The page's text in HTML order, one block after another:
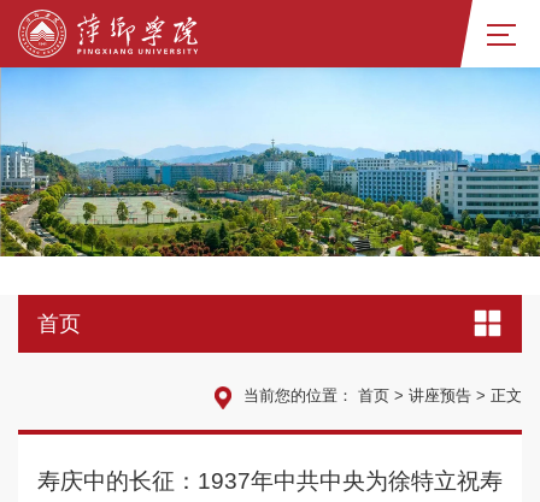
首页
当前您的位置： 首页 > 讲座预告 > 正文
寿庆中的长征：1937年中共中央为徐特立祝寿